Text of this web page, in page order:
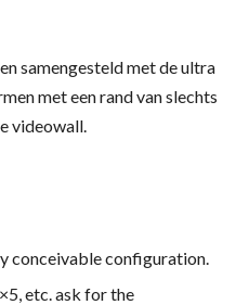
samengesteld met de ultra
met een rand van slechts
videowall.
conceivable configuration.
etc. ask for the